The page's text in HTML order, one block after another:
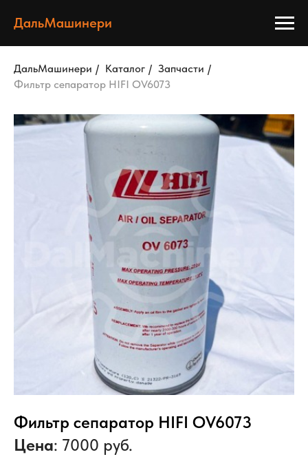
ДальМашинери
ДальМашинери / Каталог / Запчасти /
Фильтр сепаратор HIFI OV6073
Фильтр сепаратор HIFI OV6073
Цена: 7000 руб.